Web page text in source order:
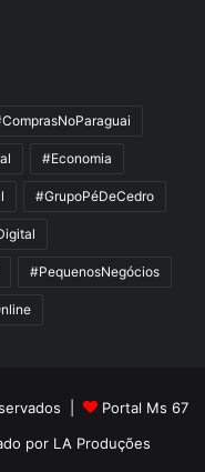
#Economia
#GrupoPéDeCedro
#PequenosNegócios
|
Portal Ms 67
porLA Produções